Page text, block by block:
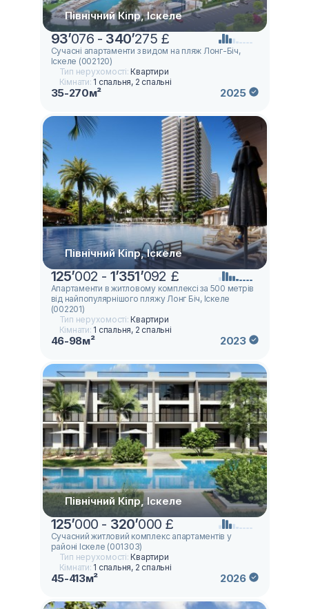
Північний Кіпр, Іскеле
93’076 - 340’275 £
Сучасні апартаменти з видом на пляж Лонг-Біч,
Іскеле (002120)
Тип нерухомості:Квартири
Кімнати: 1 спальня, 2 спальні
35-270м² 2025
Північний Кіпр, Іскеле
125’002 - 1’351’092 £
Апартаменти в житловому комплексі за 500 метрів
від найпопулярнішого пляжу Лонг Біч, Іскеле
(002201)
Тип нерухомості:Квартири
Кімнати: 1 спальня, 2 спальні
46-98м² 2023
Північний Кіпр, Іскеле
125’000 - 320’000 £
Сучасний житловий комплекс апартаментів у
районі Іскеле (001303)
Тип нерухомості:Квартири
Кімнати: 1 спальня, 2 спальні
45-413м² 2026